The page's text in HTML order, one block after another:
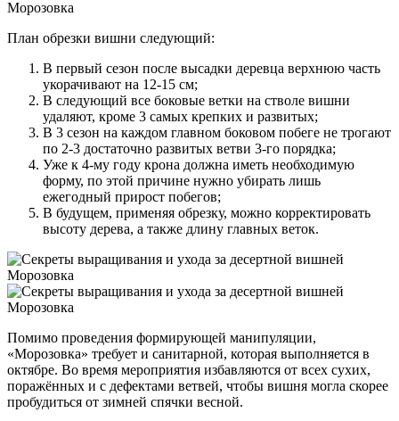
План обрезки вишни следующий:
В первый сезон после высадки деревца верхнюю часть
укорачивают на 12-15 см;
В следующий все боковые ветки на стволе вишни
удаляют, кроме 3 самых крепких и развитых;
В 3 сезон на каждом главном боковом побеге не трогают
по 2-3 достаточно развитых ветви 3-го порядка;
Уже к 4-му году крона должна иметь необходимую
форму, по этой причине нужно убирать лишь
ежегодный прирост побегов;
В будущем, применяя обрезку, можно корректировать
высоту дерева, а также длину главных веток.
Помимо проведения формирующей манипуляции,
«Морозовка» требует и санитарной, которая выполняется в
октябре. Во время мероприятия избавляются от всех сухих,
поражённых и с дефектами ветвей, чтобы вишня могла скорее
пробудиться от зимней спячки весной.